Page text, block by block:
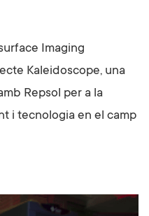
Imaging
Kaleidoscope, una
Repsol per a la
i tecnologia en el camp